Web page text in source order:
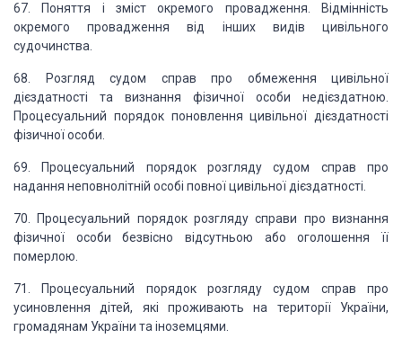
67. Поняття і зміст окремого провадження. Відмінність
окремого провадження від інших видів цивільного
судочинства.
68. Розгляд судом справ про обмеження цивільної
дієздатності та визнання фізичної особи недієздатною.
Процесуальний порядок поновлення цивільної дієздатності
фізичної особи.
69. Процесуальний порядокрозгляду судом справ про
надання неповнолітній особі повної цивільної дієздатності.
70. Процесуальний порядокрозгляду справи про визнання
фізичної особи безвісно відсутньою або оголошення її
померлою.
71. Процесуальний порядокрозгляду судом справ про
усиновлення дітей, які проживають на території України,
громадянам України та іноземцями.